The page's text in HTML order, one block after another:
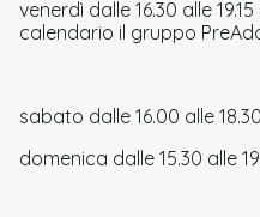
venerdì dalle 16.30 alle
calendario il gruppo
sabato dalle 16.00 alle 18.30
domenica dalle 15.30 alle